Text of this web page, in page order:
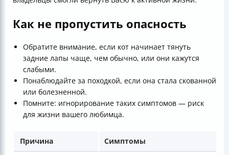
Как не пропустить опасность
Обратите внимание, если кот начинает тянуть
задние лапы чаще, чем обычно, или они кажутся
слабыми.
Понаблюдайте за походкой, если она стала скованной
или болезненной.
Помните: игнорирование таких симптомов — риск
для жизни вашего любимца.
Причина Симптомы